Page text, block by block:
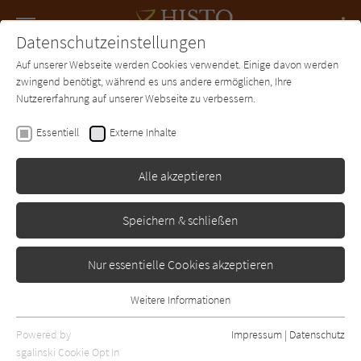
SUCHE Forum Charts Newsletter
Paul Reid
Stürmische Gezeiten
Erschienen: Januar 2012 Bibliogr. Angaben
Datenschutzeinstellungen
Auf unserer Webseite werden Cookies verwendet. Einige davon werden
zwingend benötigt, während es uns andere ermöglichen, Ihre
Nutzererfahrung auf unserer Webseite zu verbessern.
Essentiell Externe Inhalte
Alle akzeptieren
Speichern & schließen
Nur essentielle Cookies akzeptieren
Essentielle Cookies werden für grundlegende Funktionen der
Webseite benötigt. Dadurch ist gewährleistet, dass die Webseite
Weitere Informationen
Powered by
sgalinski Cookie Opt In
Impressum | Datenschutz